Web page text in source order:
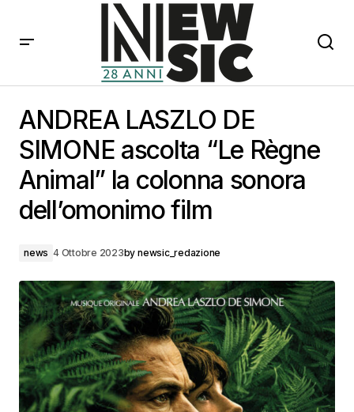
Animal” la colonna sonora dell’omonimo film
ANDREA LASZLO DE
SIMONE ascolta “Le Règne
Animal” la colonna sonora
dell’omonimo film
news 4 Ottobre 2023by newsic_redazione